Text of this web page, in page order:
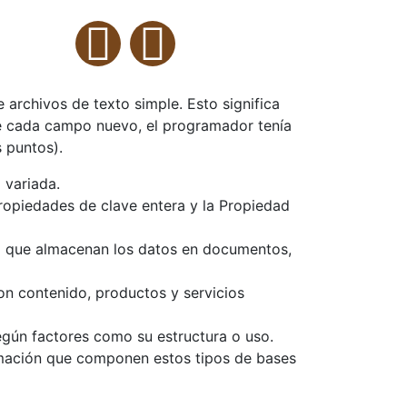
archivos de texto simple. Esto significa
campo nuevo, el programador tenía
puntos).
variada.
de clave entera y la Propiedad
almacenan los datos en documentos,
contenido, productos y servicios
factores como su estructura o uso.
que componen estos tipos de bases